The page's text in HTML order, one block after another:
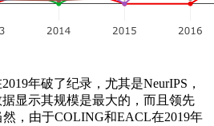
年破了纪录，尤其是NeurIPS，
显示其规模是最大的，而且领先
，由于COLING和EACL在2019年